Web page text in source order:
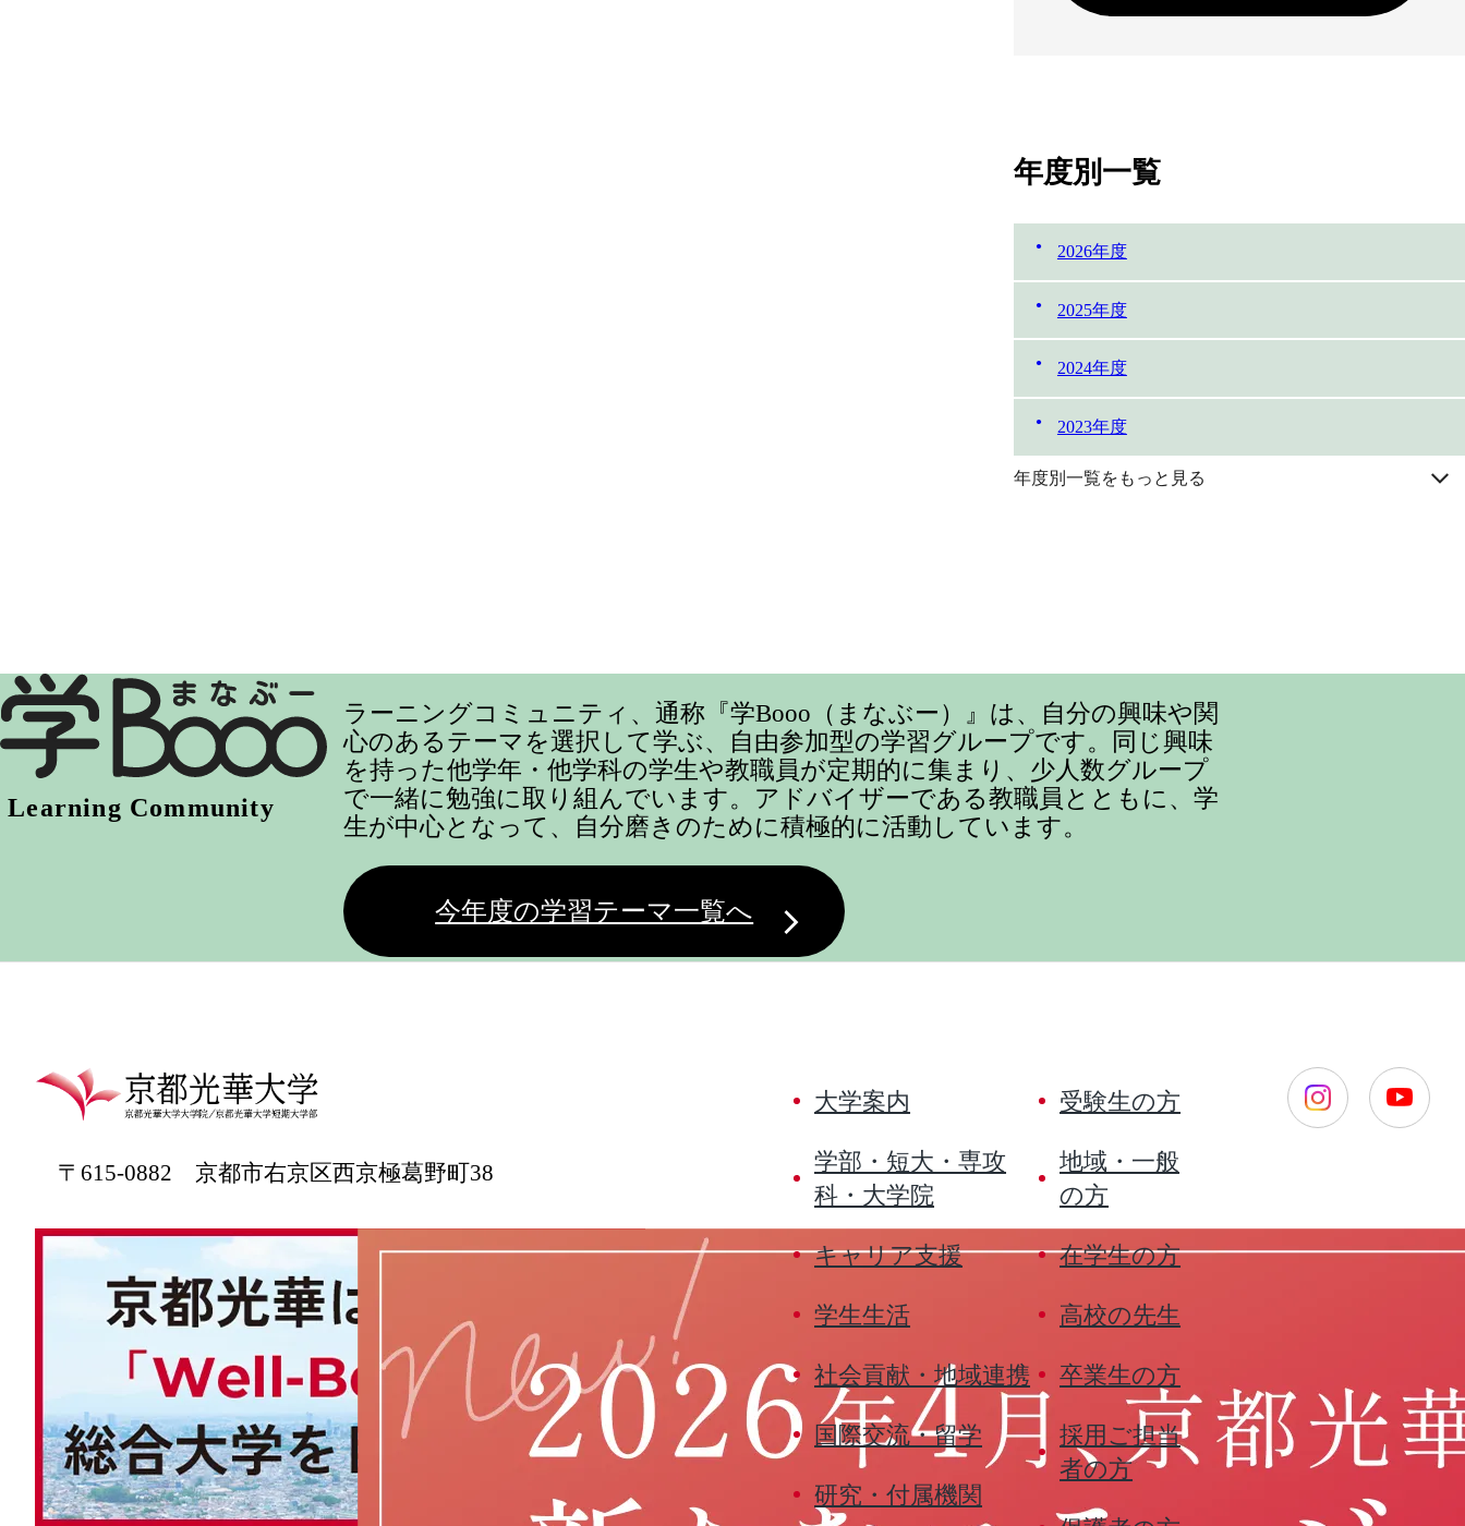
年度別一覧
2026年度
2025年度
2024年度
2023年度
年度別一覧をもっと見る
ラーニングコミュニティ、通称『学Booo（まなぶー）』は、自分の興味や関
心のあるテーマを選択して学ぶ、自由参加型の学習グループです。同じ興味
を持った他学年・他学科の学生や教職員が定期的に集まり、少人数グループ
で一緒に勉強に取り組んでいます。アドバイザーである教職員とともに、学
生が中心となって、自分磨きのために積極的に活動しています。
今年度の学習テーマ一覧へ
〒615-0882 京都市右京区西京極葛野町38
大学案内
学部・短大・専攻
科・大学院
キャリア支援
学生生活
社会貢献・地域連携
国際交流・留学
研究・付属機関
受験生の方
地域・一般
の方
在学生の方
高校の先生
卒業生の方
採用ご担当
者の方